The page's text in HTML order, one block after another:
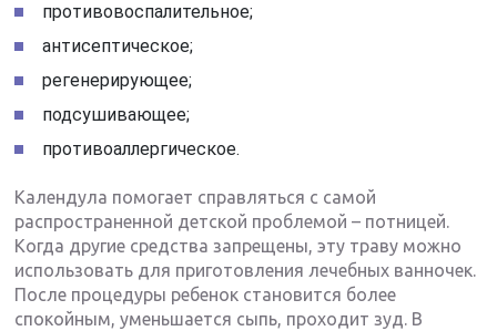
противовоспалительное;
антисептическое;
регенерирующее;
подсушивающее;
противоаллергическое.
Календула помогает справляться с самой
распространенной детской проблемой – потницей.
Когда другие средства запрещены, эту траву можно
использовать для приготовления лечебных ванночек.
После процедуры ребенок становится более
спокойным, уменьшается сыпь, проходит зуд. В